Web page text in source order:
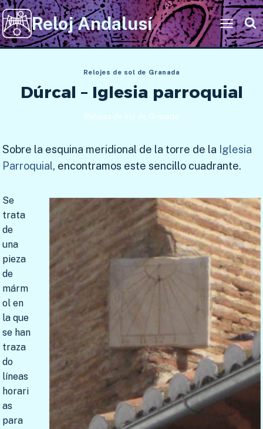
Saltar
al
contenido
Reloj Andalusí
Relojes de sol de Granada
Dúrcal – Iglesia parroquial
Relojes de sol de Granada
Sobre la esquina meridional de la torre de la Iglesia
Parroquial, encontramos este sencillo cuadrante.
Se
trata
de
una
pieza
de
márm
ol en
la que
se han
traza
do
líneas
horari
as
para